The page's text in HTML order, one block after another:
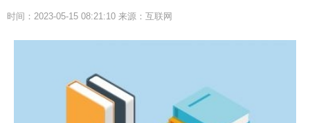
时间：2023-05-15 08:21:10 来源：互联网